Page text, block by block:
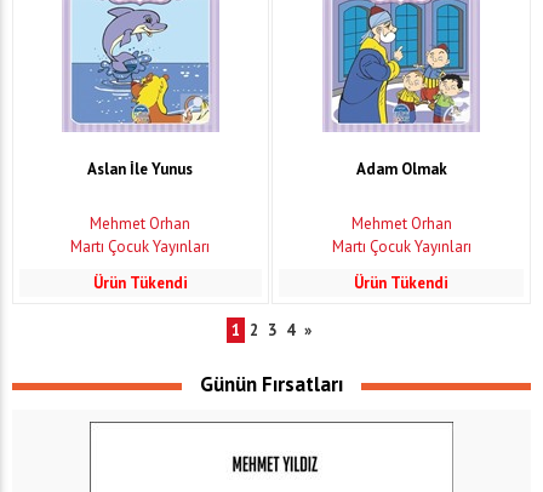
Aslan İle Yunus
Mehmet Orhan
Martı Çocuk Yayınları
Ürün Tükendi
Adam Olmak
Mehmet Orhan
Martı Çocuk Yayınları
Ürün Tükendi
1 2 3 4 »
Günün Fırsatları